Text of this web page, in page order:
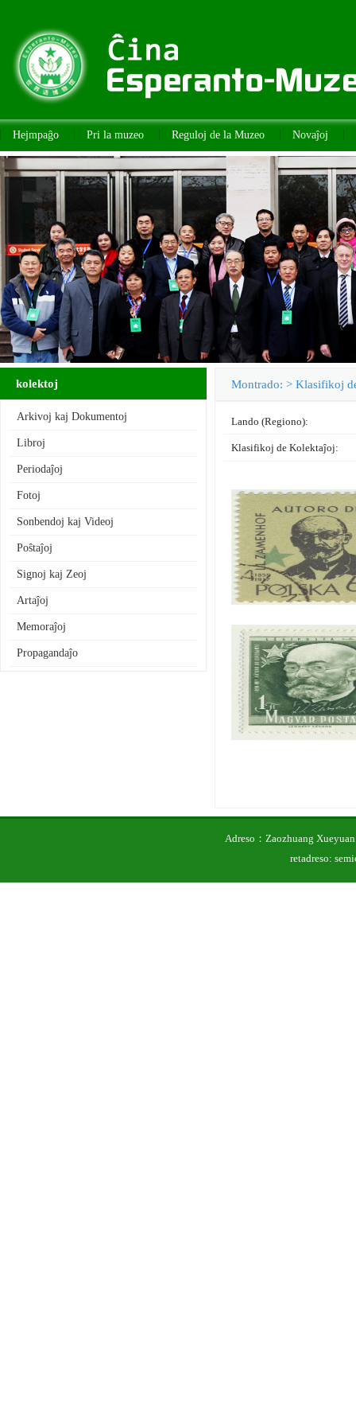
Hejmpaĝo Pri la muzeo Reguloj de la Muzeo Novaĵoj
kolektoj
Arkivoj kaj Dokumentoj
Libroj
Periodaĵoj
Fotoj
Sonbendoj kaj Videoj
Poŝtaĵoj
Signoj kaj Zeoj
Artaĵoj
Memoraĵoj
Propagandaĵo
Montrado: > Klasifikoj
Lando (Regiono):
Klasifikoj de Kolektaĵoj:
Adreso：Zaozhuang
retadreso: